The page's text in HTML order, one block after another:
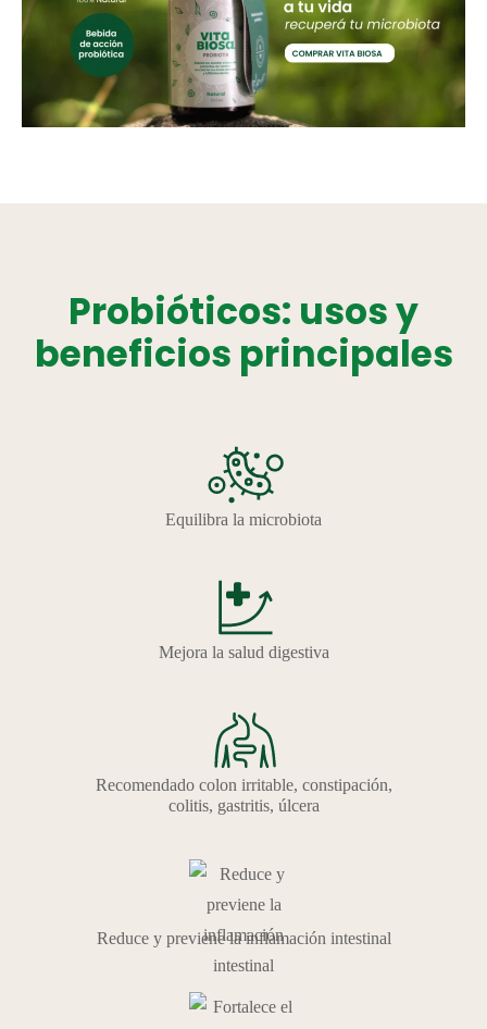
Probióticos: usos y
beneficios principales
Equilibra la microbiota
Mejora la salud digestiva
Recomendado colon irritable, constipación,
colitis, gastritis, úlcera
Reduce y previene la inflamación intestinal